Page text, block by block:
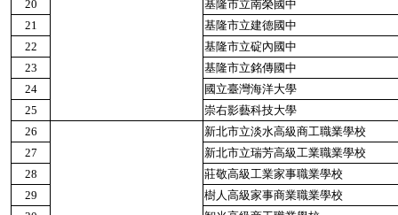
20
基隆市立南榮國中
21
基隆市立建德國中
22
基隆市立碇內國中
23
基隆市立銘傳國中
24
國立臺灣海洋大學
25
崇右影藝科技大學
26
新北市立淡水高級商工職業學校
27
新北市立瑞芳高級工業職業學校
28
莊敬高級工業家事職業學校
29
樹人高級家事商業職業學校